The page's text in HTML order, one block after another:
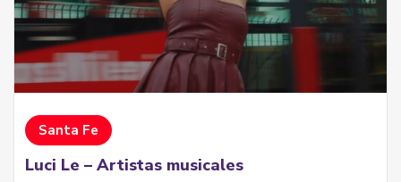
Santa Fe
Luci Le – Artistas musicales